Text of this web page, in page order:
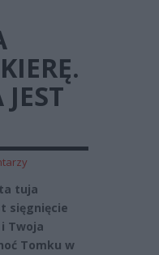
tuja
sięgnięcie
Twoja
Tomku w